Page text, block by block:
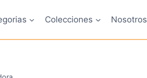
Colecciones Nosotros